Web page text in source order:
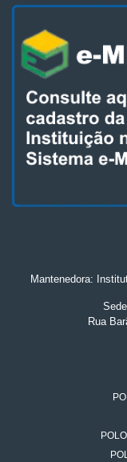
Mantenedora:
Rua